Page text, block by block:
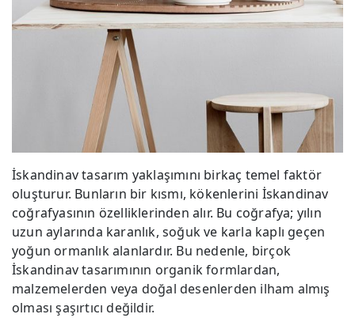
İskandinav tasarım yaklaşımını birkaç temel faktör
oluşturur. Bunların bir kısmı, kökenlerini İskandinav
coğrafyasının özelliklerinden alır. Bu coğrafya; yılın
uzun aylarında karanlık, soğuk ve karla kaplı geçen
yoğun ormanlık alanlardır. Bu nedenle, birçok
İskandinav tasarımının organik formlardan,
malzemelerden veya doğal desenlerden ilham almış
olması şaşırtıcı değildir.